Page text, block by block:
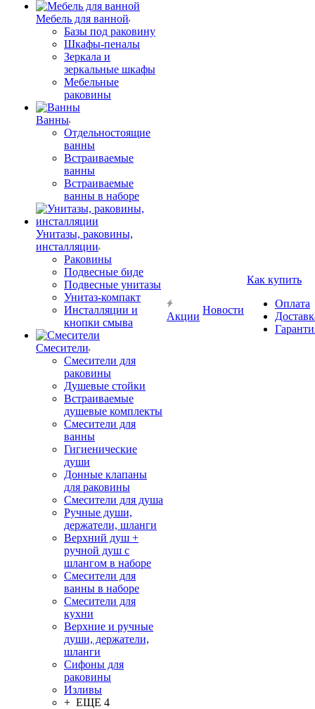
Мебель для ванной
Базы под раковину
Шкафы-пеналы
Зеркала и
зеркальные шкафы
Мебельные
раковины
Ванны
Отдельностоящие
ванны
Встраиваемые
ванны
Встраиваемые
ванны в наборе
Унитазы, раковины,
инсталляции
Раковины
Подвесные биде
Подвесные унитазы
Унитаз-компакт
Инсталляции и
кнопки смыва
Смесители
Смесители для
раковины
Душевые стойки
Встраиваемые
душевые комплекты
Смесители для
ванны
Гигиенические
души
Донные клапаны
для раковины
Смесители для душа
Ручные души,
держатели, шланги
Верхний душ +
ручной душ с
шлангом в наборе
Смесители для
ванны в наборе
Смесители для
кухни
Верхние и ручные
души, держатели,
шланги
Сифоны для
раковины
Изливы
+ ЕЩЕ 4
Акции
Новости
Как купить
Оплата